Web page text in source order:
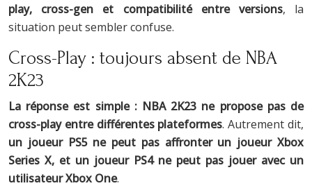
play, cross-gen et compatibilité entre versions, la
situation peut sembler confuse.
Cross-Play : toujours absent de NBA
2K23
La réponse est simple : NBA 2K23 ne propose pas de
cross-play entre différentes plateformes. Autrement dit,
un joueur PS5 ne peut pas affronter un joueur Xbox
Series X, et un joueur PS4 ne peut pas jouer avec un
utilisateur Xbox One.